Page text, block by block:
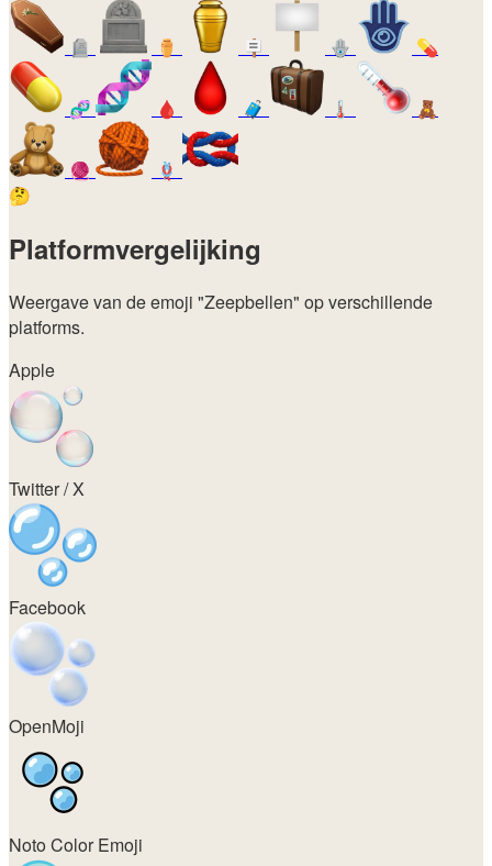
🪦 ⚱️ 🪧 🪬 💊
🧬 🩸 🧳 🌡️ 🧸
🧶
🪢
🤔
Platformvergelijking
Weergave van de emoji "Zeepbellen" op verschillende
platforms.
Apple
Twitter / X
Facebook
OpenMoji
Noto Color Emoji